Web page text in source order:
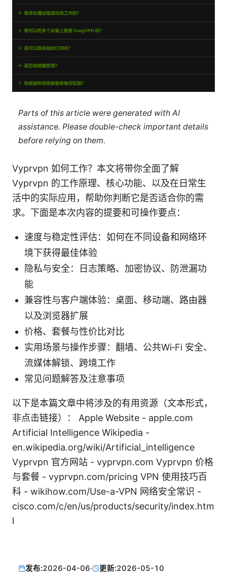
Parts of this article were generated with AI
assistance. Please double-check important details
before relying on them.
Vyprvpn 如何工作？本文将带你全面了解
Vyprvpn 的工作原理、核心功能、以及在日常生
活中的实际应用，帮助你判断它是否适合你的需
求。下面是本次内容的提要和可操作要点：
速度与稳定性评估：如何在不同设备和网络环
境下获得最佳体验
隐私与安全：日志策略、加密协议、防泄漏功
能
兼容性与客户端体验：桌面、移动端、路由器
以及浏览器扩展
价格、套餐与性价比对比
实用场景与操作步骤：翻墙、公共Wi‑Fi 安全、
流媒体解锁、跨境工作
常见问题解答及注意事项
以下是本篇文章中将涉及的有用资源（文本形式，
非点击链接）： Apple Website - apple.com
Artificial Intelligence Wikipedia -
en.wikipedia.org/wiki/Artificial_intelligence
Vyprvpn 官方网站 - vyprvpn.com Vyprvpn 价格
与套餐 - vyprvpn.com/pricing VPN 使用技巧百
科 - wikihow.com/Use-a-VPN 网络安全常识 -
cisco.com/c/en/us/products/security/index.htm
l
发布:2026-04-06· 更新:2026-05-10